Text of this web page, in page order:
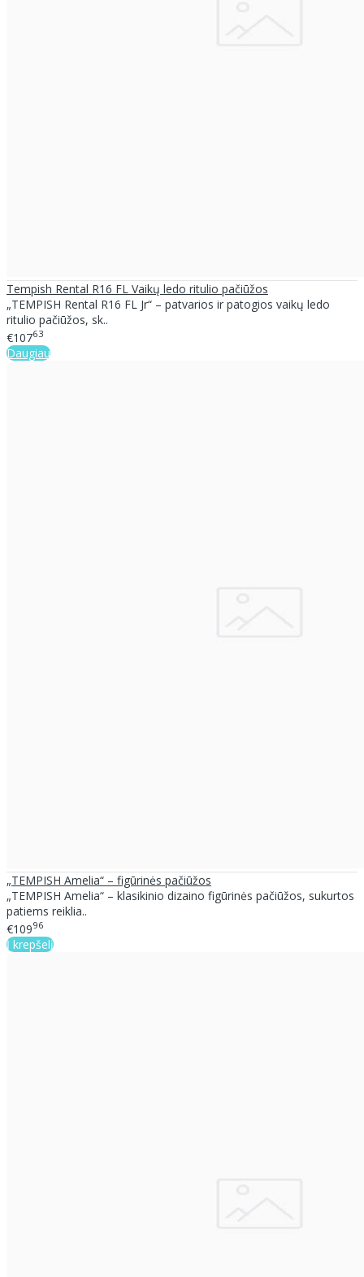
Tempish Rental R16 FL Vaikų ledo ritulio pačiūžos
„TEMPISH Rental R16 FL Jr“ – patvarios ir patogios vaikų ledo
ritulio pačiūžos, sk..
€10763
Daugiau
„TEMPISH Amelia“ – figūrinės pačiūžos
„TEMPISH Amelia“ – klasikinio dizaino figūrinės pačiūžos, sukurtos
patiems reiklia..
€10996
Į krepšelį